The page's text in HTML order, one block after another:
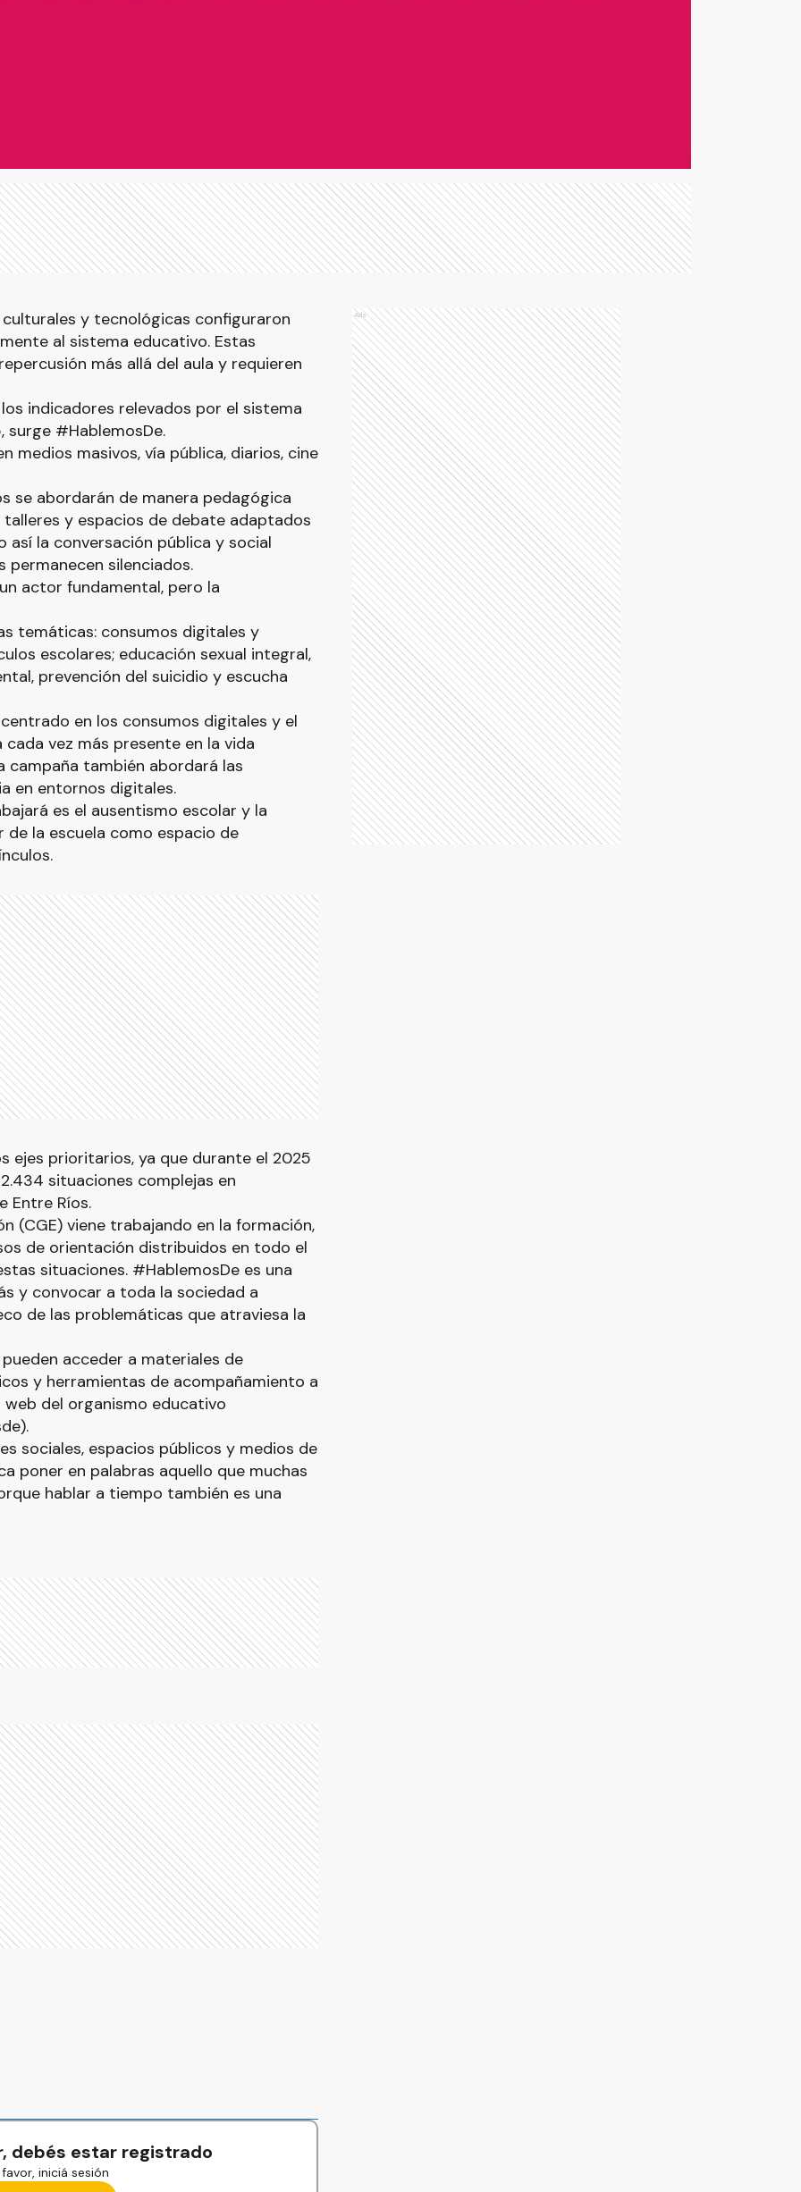
y tecnológicas configuraron
al sistema educativo. Estas
más allá del aula y requieren
indicadores relevados por el sistema
surge #HablemosDe.
medios masivos, vía pública, diarios, cine
se abordarán de manera pedagógica
y espacios de debate adaptados
así la conversación pública y social
permanecen silenciados.
actor fundamental, pero la
temáticas: consumos digitales y
escolares; educación sexual integral,
prevención del suicidio y escucha
en los consumos digitales y el
vez más presente en la vida
campaña también abordará las
en entornos digitales.
es el ausentismo escolar y la
la escuela como espacio de
ejes prioritarios, ya que durante el 2025
situaciones complejas en
Entre Ríos.
(CGE) viene trabajando en la formación,
de orientación distribuidos en todo el
situaciones. #HablemosDe es una
y convocar a toda la sociedad a
de las problemáticas que atraviesa la
acceder a materiales de
y herramientas de acompañamiento a
del organismo educativo
sociales, espacios públicos y medios de
poner en palabras aquello que muchas
hablar a tiempo también es una
debés estar registrado
iniciá sesión
Ads